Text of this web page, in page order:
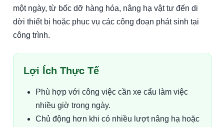
một ngày, từ bốc dỡ hàng hóa, nâng hạ vật tư đến di
dời thiết bị hoặc phục vụ các công đoạn phát sinh tại
công trình.
Lợi Ích Thực Tế
Phù hợp với công việc cần xe cẩu làm việc
nhiều giờ trong ngày.
Chủ động hơn khi có nhiều lượt nâng hạ hoặc